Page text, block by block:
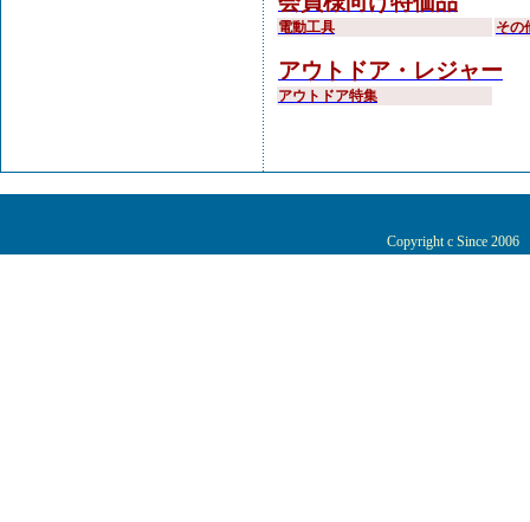
電動工具 その
アウトドア・レジャー
アウトドア特集
Copyright c Since